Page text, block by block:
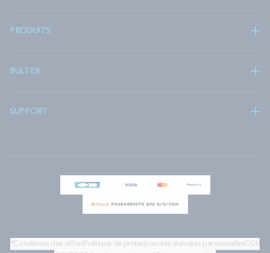
PRODUITS
BULTEX
SUPPORT
*Conditions des offresPolitique de protection des données personnellesCGU